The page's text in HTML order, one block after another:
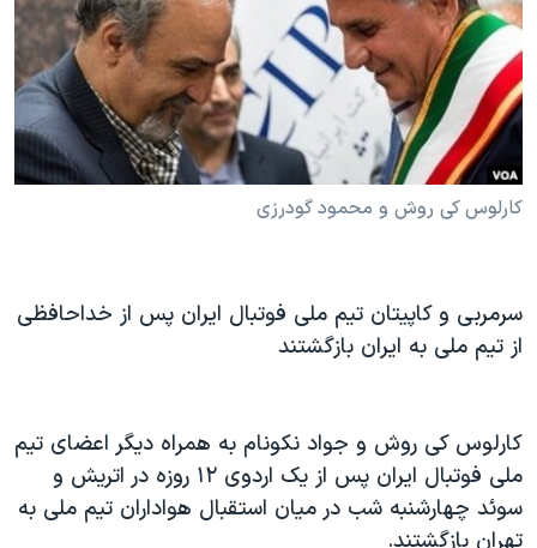
فرهنگ و زندگی
حقوق شهروندی
اقتصادی
علم و فناوری
مستندها
انتخابات ریاست جمهوری آمریکا ۲۰۲۴
حمله جمهوری اسلامی به اسرائیل
رمز مهسا
تریبونال مردمی آبان ۹۸
قانون شفافیت دارائی کادر رهبری ایران
اعتراضات مردمی آبان ۹۸
اسرائیل در جنگ
دنبال کنید
زبانهای مختلف
کارلوس کی روش و محمود گودرزی
سرمربی و کاپیتان تیم ملی فوتبال ایران پس از خداحافظی
از تیم ملی به ایران بازگشتند
کارلوس کی روش و جواد نکونام به همراه دیگر اعضای تیم
ملی فوتبال ایران پس از یک اردوی ۱۲ روزه در اتریش و
سوئد چهارشنبه شب در میان استقبال هواداران تیم ملی به